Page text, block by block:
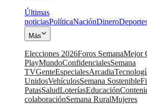
Últimas
noticiasPolíticaNaciónDinero
Más
Elecciones 2026Foros SemanaMejor
PlayMundoConfidencialesSemana
TVGenteEspecialesArcadia
UnidosVehículosSemana Sostenible
PatasSaludLoteríasEducación
colaboraciónSemana RuralMujeres